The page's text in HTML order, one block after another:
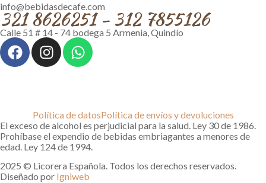
info@bebidasdecafe.com
321 8626251 - 312 7855126
Calle 51 # 14 - 74 bodega 5 Armenia, Quindío
Política de datosPolítica de envíos y devoluciones
El exceso de alcohol es perjudicial para la salud. Ley 30 de 1986.
Prohíbase el expendio de bebidas embriagantes a menores de
edad. Ley 124 de 1994.
2025 © Licorera Española. Todos los derechos reservados.
Diseñado por Igniweb